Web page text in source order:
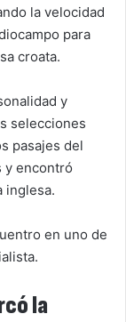
la velocidad
para
croata.
y
selecciones
pasajes del
y encontró
inglesa.
en uno de
la